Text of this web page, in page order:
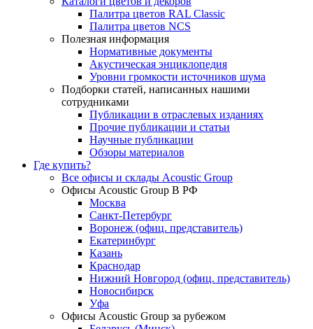
Палитра цветов RAL Сlassic
Палитра цветов NCS
Полезная информация
Нормативные документы
Акустическая энциклопедия
Уровни громкости источников шума
Подборки статей, написанных нашими
сотрудниками
Публикации в отраслевых изданиях
Прочие публикации и статьи
Научные публикации
Обзоры материалов
Где купить?
Все офисы и склады Acoustic Group
Офисы Acoustic Group В РФ
Москва
Санкт-Петербург
Воронеж (офиц. представитель)
Екатеринбург
Казань
Краснодар
Нижний Новгород (офиц. представитель)
Новосибирск
Уфа
Офисы Acoustic Group за рубежом